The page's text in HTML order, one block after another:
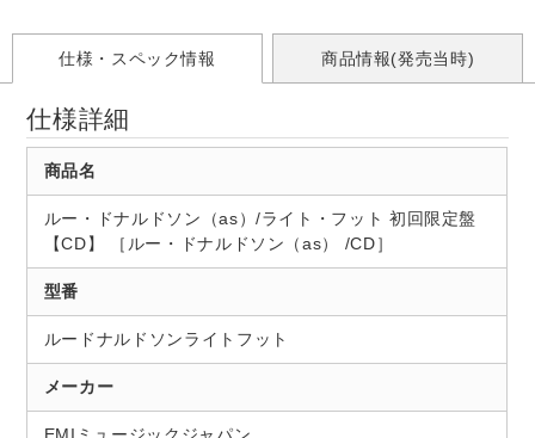
仕様・スペック情報 商品情報(発売当時)
仕様詳細
商品名
ルー・ドナルドソン（as）/ライト・フット 初回限定盤
【CD】 ［ルー・ドナルドソン（as） /CD］
型番
ルードナルドソンライトフット
メーカー